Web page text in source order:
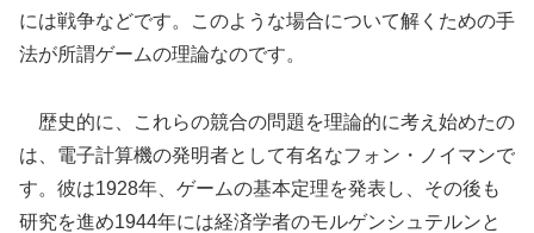
には戦争などです。このような場合について解くための手
法が所謂ゲームの理論なのです。
歴史的に、これらの競合の問題を理論的に考え始めたの
は、電子計算機の発明者として有名なフォン・ノイマンで
す。彼は1928年、ゲームの基本定理を発表し、その後も
研究を進め1944年には経済学者のモルゲンシュテルンと